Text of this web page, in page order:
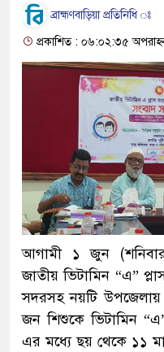
ব্রাহ্মণবাড়িয়া প্রতিনিধি ঃ
প্রকাশিত : ০৬:০২:৩৫
আগামী ১ জুন (শনিবার)
জাতীয় ভিটামিন “এ”
সদরসহ নয়টি
জন শিশুকে ভিটামিন
এর মধ্যে ছয় থেকে ১১